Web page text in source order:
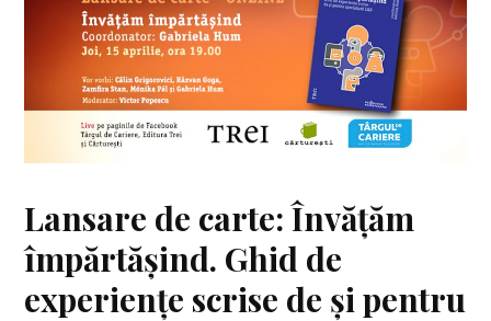
Lansare de carte: Învățăm
împărtășind. Ghid de
experiențe scrise de și pentru